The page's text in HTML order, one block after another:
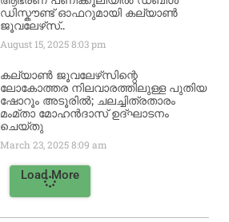
ഡിസ്കൗണ്ട് ഓഫറുമായി കല്യാൺ
ജൂവലേഴ്‌സ്..
August 15, 20258:03 pm
കല്യാൺ ജൂവലേഴ്‌സിന്റെ
ലോകോത്തര നിലവാരത്തിലുള്ള പുതിയ
ഷോറൂം അടൂരിൽ; ചലച്ചിത്രതാരം
മംമ്താ മോഹൻദാസ് ഉദ്ഘാടനം
ചെയ്‌തു
March 23, 20258:09 am
Load More